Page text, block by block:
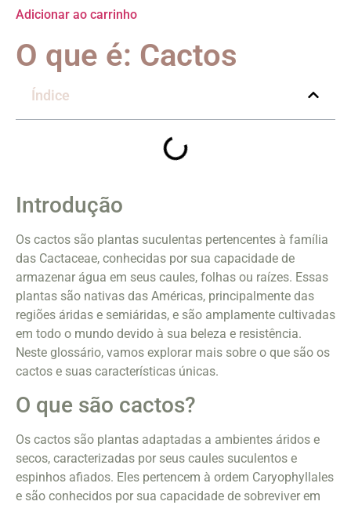
Adicionar ao carrinho
O que é: Cactos
Índice
Introdução
Os cactos são plantas suculentas pertencentes à família
das Cactaceae, conhecidas por sua capacidade de
armazenar água em seus caules, folhas ou raízes. Essas
plantas são nativas das Américas, principalmente das
regiões áridas e semiáridas, e são amplamente cultivadas
em todo o mundo devido à sua beleza e resistência.
Neste glossário, vamos explorar mais sobre o que são os
cactos e suas características únicas.
O que são cactos?
Os cactos são plantas adaptadas a ambientes áridos e
secos, caracterizadas por seus caules suculentos e
espinhos afiados. Eles pertencem à ordem Caryophyllales
e são conhecidos por sua capacidade de sobreviver em